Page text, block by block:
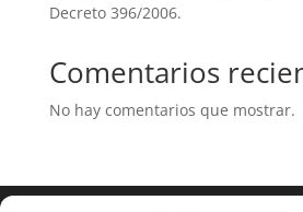
Decreto 396/2006.
Comentarios
No hay comentarios que mostrar.